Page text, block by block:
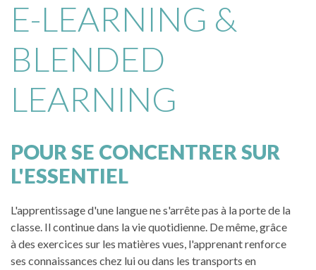
E-LEARNING &
BLENDED
LEARNING
POUR SE CONCENTRER SUR
L'ESSENTIEL
L'apprentissage d'une langue ne s'arrête pas à la porte de la
classe. Il continue dans la vie quotidienne. De même, grâce
à des exercices sur les matières vues, l'apprenant renforce
ses connaissances chez lui ou dans les transports en